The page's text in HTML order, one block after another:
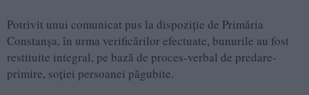
Potrivit unui comunicat pus la dispoziție de Primăria
Constanșa, în urma verificărilor efectuate, bunurile au fost
restituite integral, pe bază de proces-verbal de predare-
primire, soției persoanei păgubite.